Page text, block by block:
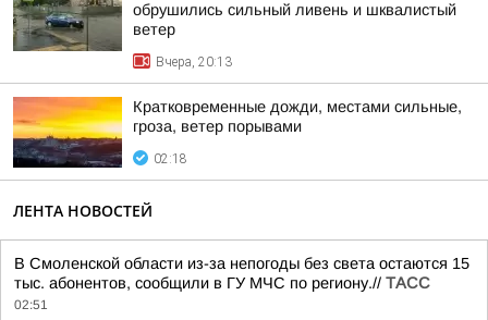
обрушились сильный ливень и шквалистый
ветер
Вчера, 20:13
Кратковременные дожди, местами сильные,
гроза, ветер порывами
02:18
ЛЕНТА НОВОСТЕЙ
В Смоленской области из-за непогоды без света остаются 15
тыс. абонентов, сообщили в ГУ МЧС по региону.// ТАСС
02:51